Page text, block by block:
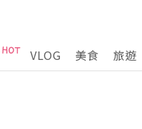
VLOG 美食 旅遊